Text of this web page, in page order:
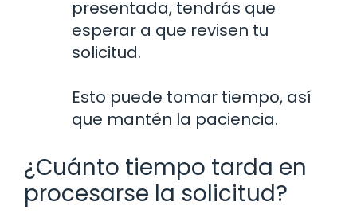
presentada, tendrás que
esperar a que revisen tu
solicitud.
Esto puede tomar tiempo, así
que mantén la paciencia.
¿Cuánto tiempo tarda en
procesarse la solicitud?